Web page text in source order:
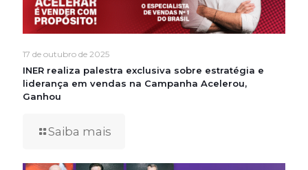
17 de outubro de 2025
INER realiza palestra exclusiva sobre estratégia e
liderança em vendas na Campanha Acelerou,
Ganhou
Saiba mais